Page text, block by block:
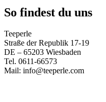
So findest du uns
Teeperle
Straße der Republik 17-19
DE – 65203 Wiesbaden
Tel. 0611-66573
Mail: info@teeperle.com